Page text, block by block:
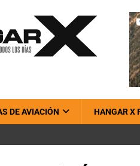
DE AVIACIÓN HANGAR X